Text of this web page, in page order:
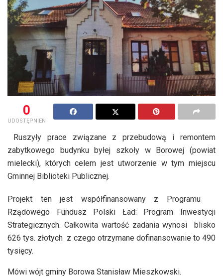
0
UDOSTĘPNIEŃ
Ruszyły prace związane z przebudową i remontem
zabytkowego budynku byłej szkoły w Borowej (powiat
mielecki), których celem jest utworzenie w tym miejscu
Gminnej Biblioteki Publicznej.
Projekt ten jest współfinansowany z Programu
Rządowego Fundusz Polski Ład: Program Inwestycji
Strategicznych. Całkowita wartość zadania wynosi blisko
626 tys. złotych z czego otrzymane dofinansowanie to 490
tysięcy.
Mówi wójt gminy Borowa Stanisław Mieszkowski.